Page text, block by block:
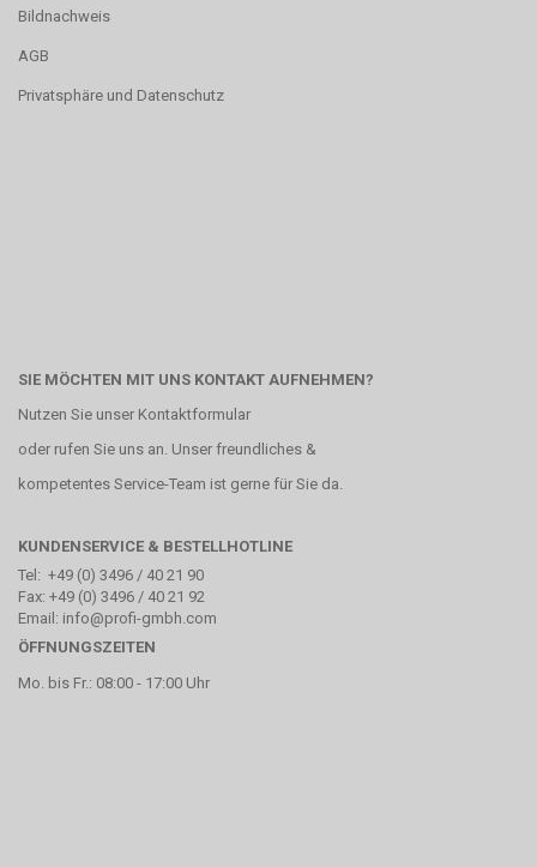
Bildnachweis
AGB
Privatsphäre und Datenschutz
SIE MÖCHTEN MIT UNS KONTAKT AUFNEHMEN?
Nutzen Sie unser Kontaktformular
oder rufen Sie uns an. Unser freundliches &
kompetentes Service-Team ist gerne für Sie da.
KUNDENSERVICE & BESTELLHOTLINE
Tel: +49 (0) 3496 / 40 21 90
Fax: +49 (0) 3496 / 40 21 92
Email: info@profi-gmbh.com
ÖFFNUNGSZEITEN
Mo. bis Fr.: 08:00 - 17:00 Uhr